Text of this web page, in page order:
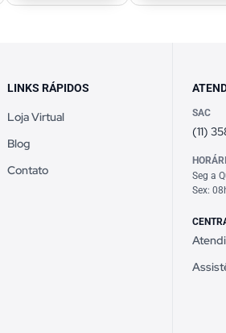
LINKS RÁPIDOS
Loja Virtual
Blog
Contato
SAC
(11)
Seg a
Sex: